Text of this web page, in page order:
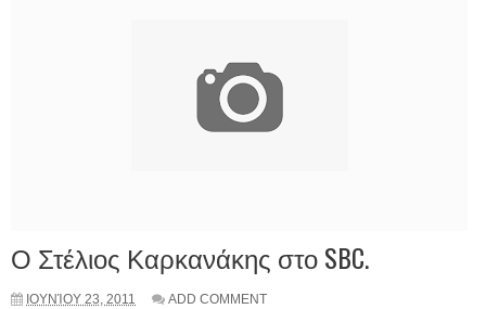
Ο Στέλιος Καρκανάκης στο SBC.
ΙΟΥΝΊΟΥ 23, 2011 ADD COMMENT